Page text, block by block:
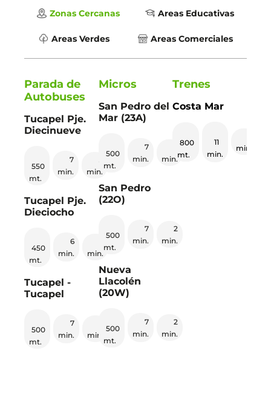
Zonas Cercanas Areas Educativas
Areas Verdes Areas Comerciales
Parada de
Autobuses
Tucapel Pje.
Diecinueve
550
mt.
7
min.
2
min.
Tucapel Pje.
Dieciocho
450
mt.
6
min.
min.
Tucapel -
Tucapel
500
mt.
7
min.
min.
Micros
San Pedro del
Mar (23A)
500
mt.
7
min.
min.
San Pedro
(22O)
500
mt.
7
min.
2
min.
Nueva
Llacolén
(20W)
500
mt.
7
min.
2
min.
Trenes
Costa Mar
800
mt.
11
min.
min.